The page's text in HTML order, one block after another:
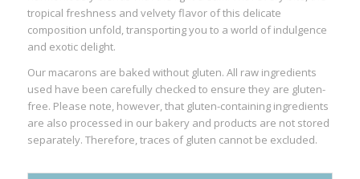
tropical freshness and velvety flavor of this delicate
composition unfold, transporting you to a world of indulgence
and exotic delight.
Our macarons are baked without gluten. All raw ingredients
used have been carefully checked to ensure they are gluten-
free. Please note, however, that gluten-containing ingredients
are also processed in our bakery and products are not stored
separately. Therefore, traces of gluten cannot be excluded.